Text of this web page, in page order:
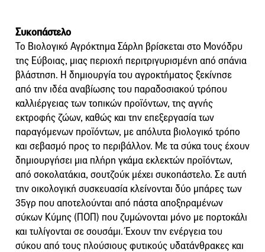
Συκοπάστελο
Το Βιολογικό Αγρόκτημα Σάρλη βρίσκεται στο Μονόδρυ
της Εύβοιας, μιας περιοχή περιτριγυρισμένη από σπάνια
βλάστηση. Η δημιουργία του αγροκτήματος ξεκίνησε
από την ιδέα αναβίωσης του παραδοσιακού τρόπου
καλλιέργειας των τοπικών προϊόντων, της αγνής
εκτροφής ζώων, καθώς και την επεξεργασία των
παραγόμενων προϊόντων, με απόλυτα βιολογικό τρόπο
και σεβασμό προς το περιβάλλον. Με τα σύκα τους έχουν
δημιουργήσει μια πλήρη γκάμα εκλεκτών προϊόντων,
από σοκολατάκια, σουτζούκ μέχει συκοπάστελο. Σε αυτή
την οικολογική συσκευασία κλείνονται δύο μπάρες των
35γρ που αποτελούνται από πάστα αποξηραμένων
σύκων Κύμης (ΠΟΠ) που ζυμώνονται μόνο με πορτοκάλι
και τυλίγονται σε σουσάμι. Έχουν την ενέργεια του
σύκου από τους πλούσιους φυτικούς υδατάνθρακες και